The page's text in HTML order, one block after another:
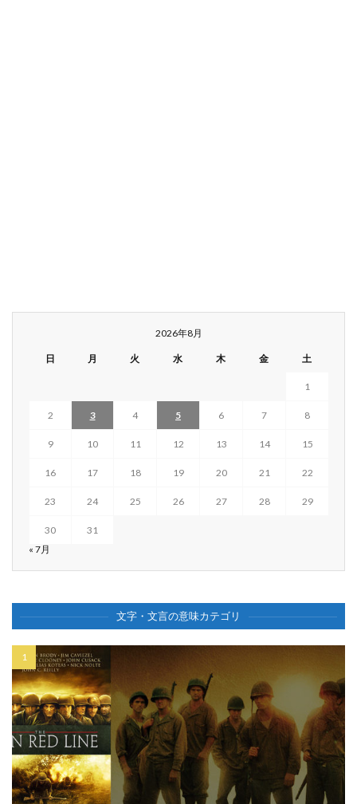
2026年8月
日 月 火 水 木 金 土
1
2 3 4 5 6 7 8
9 10 11 12 13 14 15
16 17 18 19 20 21 22
23 24 25 26 27 28 29
30
31
« 7月
文字・文言の意味カテゴリ